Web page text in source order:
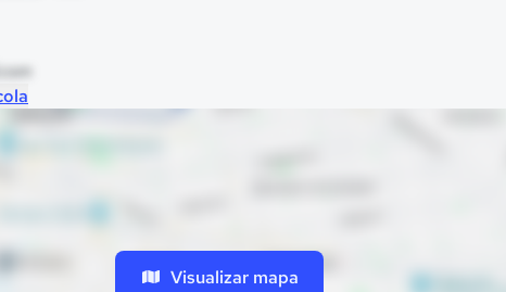
Visualizar mapa